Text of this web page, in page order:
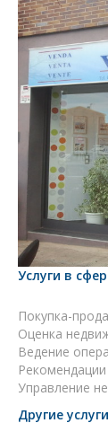
Услуги в
Покупка-
Оценка
Ведение
Управление
Другие услуги